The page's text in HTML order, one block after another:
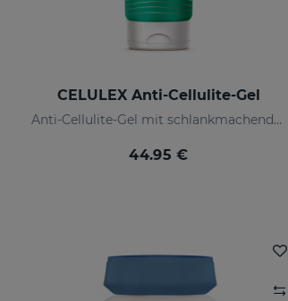
CELULEX Anti-Cellulite-Gel
Anti-Cellulite-Gel mit schlankmachender und straffender Wirkung
44.95 €